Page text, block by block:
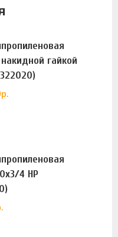
гайкой
р.
4 НР